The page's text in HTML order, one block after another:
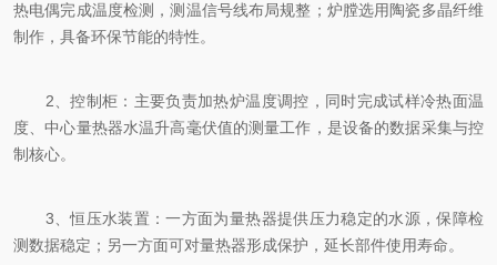
热电偶完成温度检测，测温信号线布局规整；炉膛选用陶瓷多晶纤维
制作，具备环保节能的特性。
2、控制柜：主要负责加热炉温度调控，同时完成试样冷热面温
度、中心量热器水温升高毫伏值的测量工作，是设备的数据采集与控
制核心。
3、恒压水装置：一方面为量热器提供压力稳定的水源，保障检
测数据稳定；另一方面可对量热器形成保护，延长部件使用寿命。